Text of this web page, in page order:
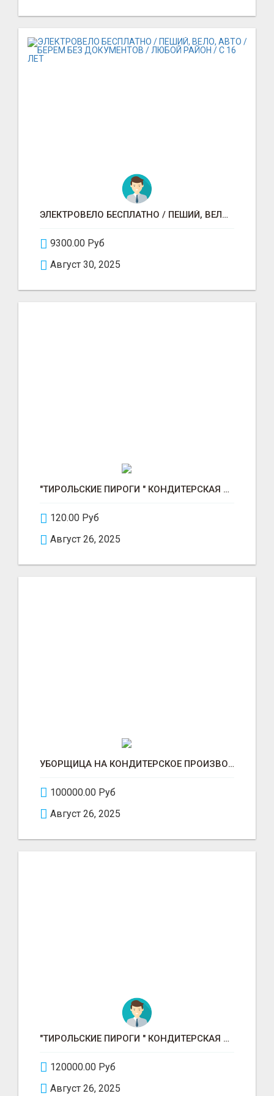
ЭЛЕКТРОВЕЛО БЕСПЛАТНО / ПЕШИЙ, ВЕЛО, АВТО / БЕРЕМ БЕЗ ДОКУМЕНТОВ / ЛЮБОЙ РАЙОН / С 16 ЛЕТ
9300.00 Руб
Август 30, 2025
"ТИРОЛЬСКИЕ ПИРОГИ " КОНДИТЕРСКАЯ ФАБРИКА "КРУГ "
120.00 Руб
Август 26, 2025
УБОРЩИЦА НА КОНДИТЕРСКОЕ ПРОИЗВОДСТВО (МАРЬИНО/КУРЬЯНОВО)
100000.00 Руб
Август 26, 2025
"ТИРОЛЬСКИЕ ПИРОГИ " КОНДИТЕРСКАЯ ФАБРИКА "КРУГ "
120000.00 Руб
Август 26, 2025